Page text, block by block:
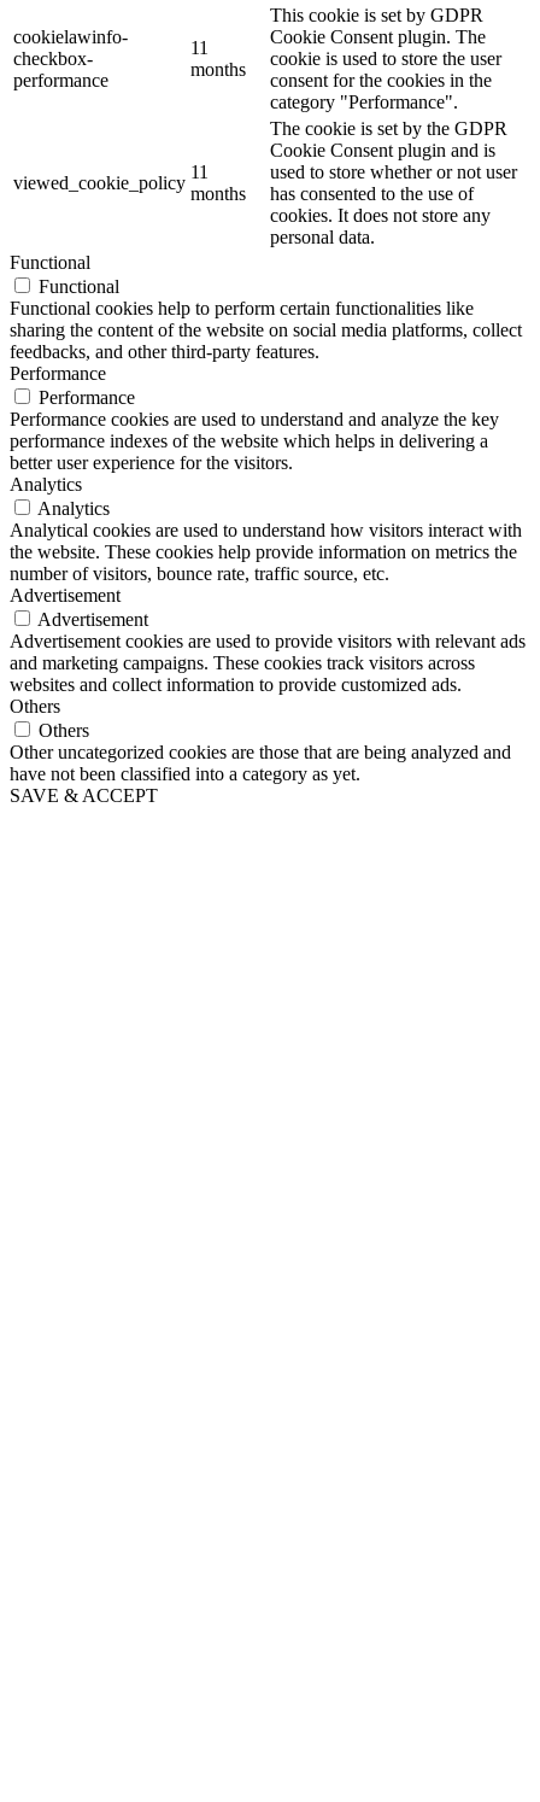
cookielawinfo-
checkbox-
performance
11
months
This cookie is set by GDPR
Cookie Consent plugin. The
cookie is used to store the user
consent for the cookies in the
category "Performance".
viewed_cookie_policy
11
months
The cookie is set by the GDPR
Cookie Consent plugin and is
used to store whether or not user
has consented to the use of
cookies. It does not store any
personal data.
Functional
Functional
Functional cookies help to perform certain functionalities like
sharing the content of the website on social media platforms, collect
feedbacks, and other third-party features.
Performance
Performance
Performance cookies are used to understand and analyze the key
performance indexes of the website which helps in delivering a
better user experience for the visitors.
Analytics
Analytics
Analytical cookies are used to understand how visitors interact with
the website. These cookies help provide information on metrics the
number of visitors, bounce rate, traffic source, etc.
Advertisement
Advertisement
Advertisement cookies are used to provide visitors with relevant ads
and marketing campaigns. These cookies track visitors across
websites and collect information to provide customized ads.
Others
Others
Other uncategorized cookies are those that are being analyzed and
have not been classified into a category as yet.
SAVE & ACCEPT